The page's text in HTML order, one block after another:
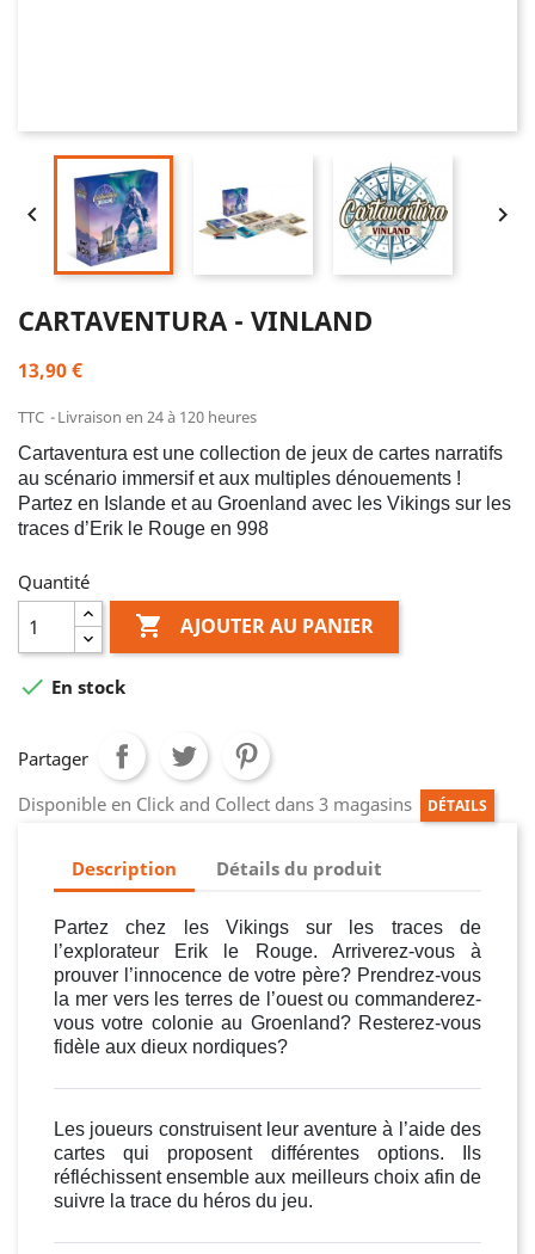
 
CARTAVENTURA - VINLAND
13,90 €
TTC Livraison en 24 à 120 heures
Cartaventura est une collection de jeux de cartes narratifs
au scénario immersif et aux multiples dénouements !
Partez en Islande et au Groenland avec les Vikings sur les
traces d’Erik le Rouge en 998
Quantité
 AJOUTER AU PANIER
 En stock
Partager
Disponible en Click and Collect dans 3 magasins
DÉTAILS
Description Détails du produit
Partez chez les Vikings sur les traces de
l’explorateur Erik le Rouge. Arriverez-vous à
prouver l’innocence de votre père? Prendrez-vous
la mer vers les terres de l’ouest ou commanderez-
vous votre colonie au Groenland? Resterez-vous
fidèle aux dieux nordiques?
Les joueurs construisent leur aventure à l’aide des
cartes qui proposent différentes options. Ils
réfléchissent ensemble aux meilleurs choix afin de
suivre la trace du héros du jeu.